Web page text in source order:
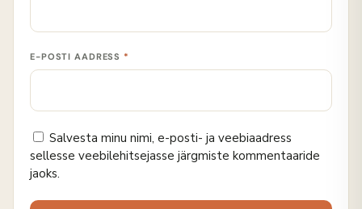
E-POSTI AADRESS *
Salvesta minu nimi, e-posti- ja veebiaadress
sellesse veebilehitsejasse järgmiste kommentaaride
jaoks.